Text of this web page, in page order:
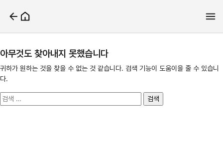
아무것도 찾아내지 못했습니다
귀하가 원하는 것을 찾을 수 없는 것 같습니다. 검색 기능이 도움이을 줄 수 있습니
다.
검
색: